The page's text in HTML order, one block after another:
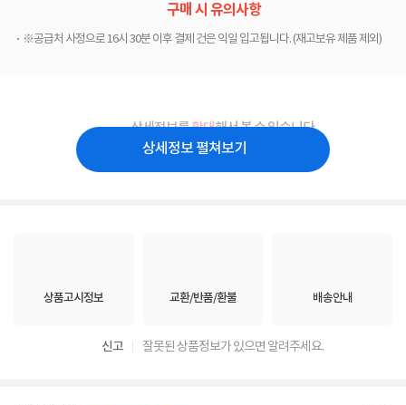
구매 시 유의사항
※공급처 사정으로 16시 30분 이후 결제 건은 익일 입고됩니다. (재고보유 제품 제외)
상세정보를확대해서 볼 수 있습니다.
상세정보 펼쳐보기
상품고시정보 교환/반품/환불 배송안내
신고 잘못된 상품정보가 있으면 알려주세요.